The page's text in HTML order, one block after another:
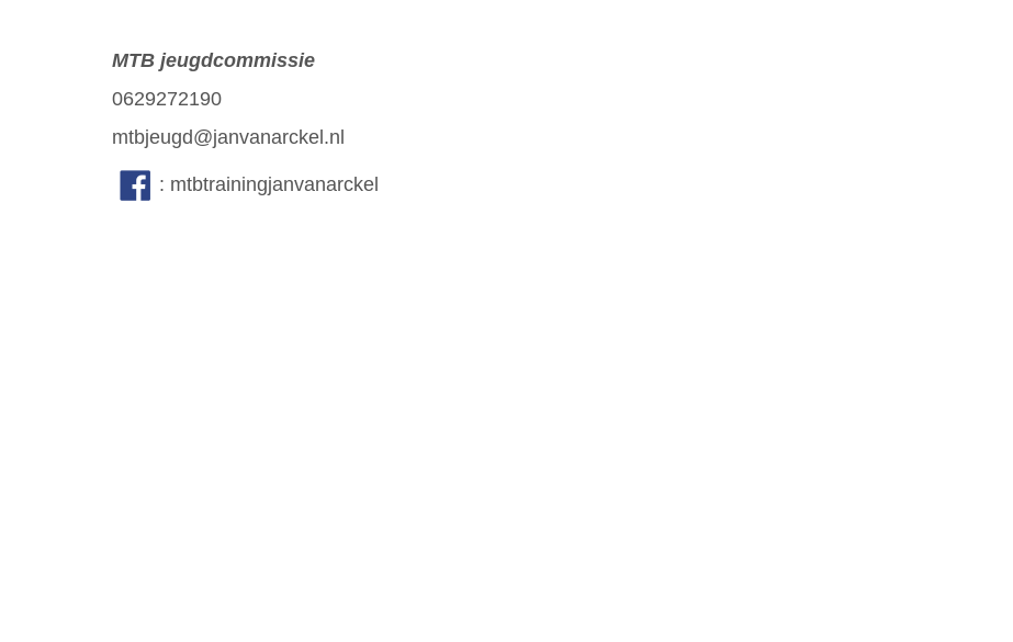
MTB jeugdcommissie
0629272190
mtbjeugd@janvanarckel.nl
: mtbtrainingjanvanarckel